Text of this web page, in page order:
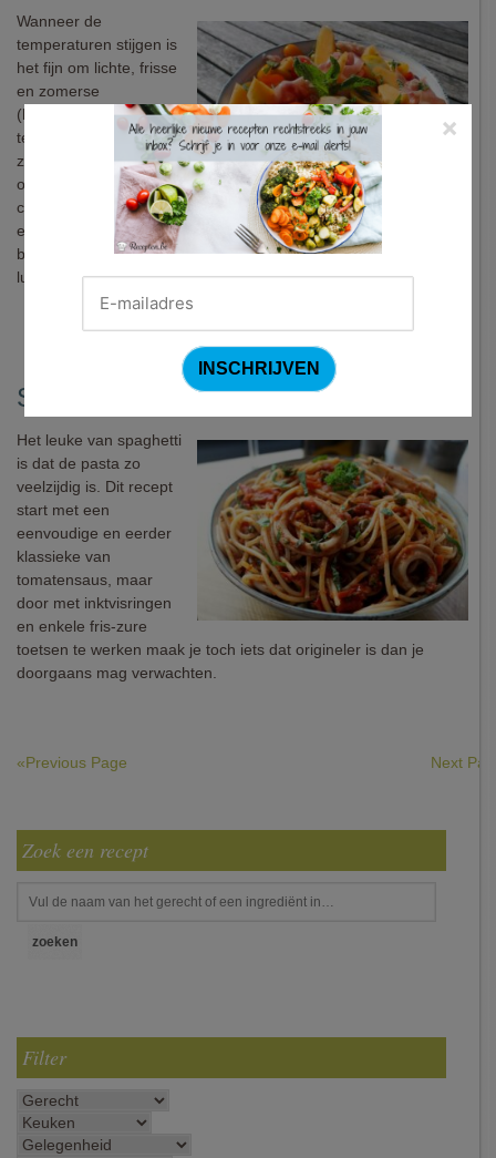
Wanneer de
temperaturen stijgen is
het fijn om lichte, frisse
en zomerse
(bij)gerechtjes op tafel
te toveren. Vers
zomerfruit mag dan niet
ontbreken. Zo is de
combinatie van meloen
en rauwe ham een klassieker van formaat. In dit gerecht
breiden we die combo uit met tomaatjes en munt tot frisse
lunch, salade, voorgerecht of bijgerecht.
Spaghetti met inktvis
Het leuke van spaghetti
is dat de pasta zo
veelzijdig is. Dit recept
start met een
eenvoudige en eerder
klassieke van
tomatensaus, maar
door met inktvisringen
en enkele fris-zure
toetsen te werken maak je toch iets dat origineler is dan je
doorgaans mag verwachten.
«Previous Page Next
Zoek een recept
Filter
×